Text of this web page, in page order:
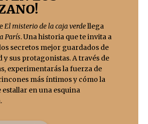
El misterio de la caja verdellega
París. Una historia que te invita a
secretos mejor guardados de
y sus protagonistas. A través de
experimentarás la fuerza de
más íntimos y cómo la
estallar en una esquina